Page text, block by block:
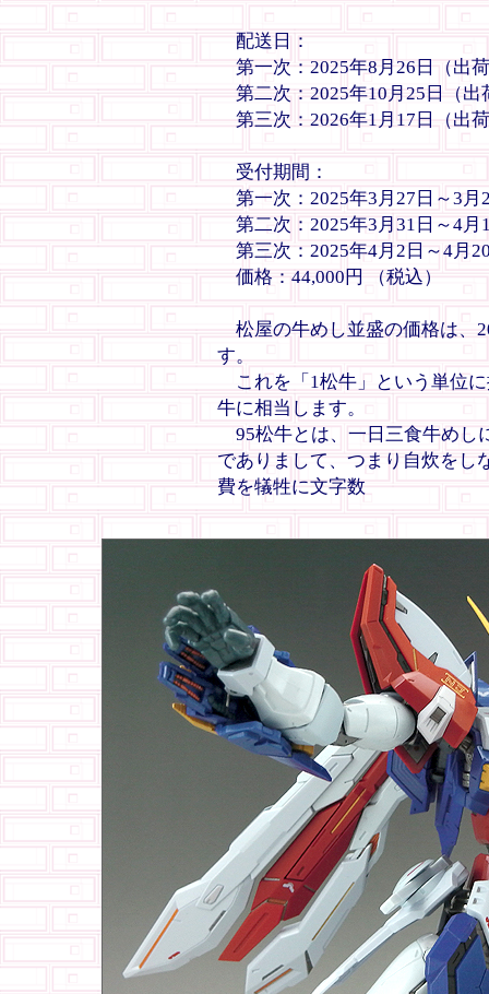
配送日：
第一次：2025年8月26日（出
第二次：2025年10月25日（出
第三次：2026年1月17日（出
受付期間：
第一次：2025年3月27日～3月
第二次：2025年3月31日～4月
第三次：2025年4月2日～4月
価格：44,000円 （税込）
松屋の牛めし並盛の価格は、
す。
これを「1松牛」という単位
牛に相当します。
95松牛とは、一日三食牛めし
でありまして、つまり自炊をし
費を犠牲に文字数